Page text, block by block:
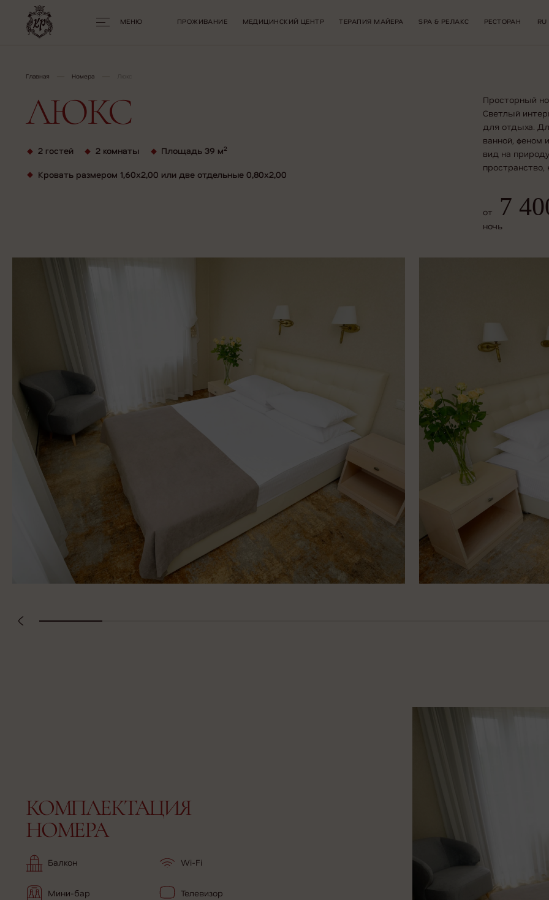
МЕНЮ ПРОЖИВАНИЕ МЕДИЦИНСКИЙ ЦЕНТР ТЕРАПИЯ МАЙЕРА SPA & РЕЛАКС РЕСТОРАН RU
Главная Номера Люкс
ЛЮКС
2 гостей 2 комнаты Площадь 39 м2
Кровать размером 1,60х2,00 или две отдельные 0,80х2,00
Просторный
Светлый
для отдыха.
ванной, феном
вид на
пространство,
от 7
ночь
КОМПЛЕКТАЦИЯ
НОМЕРА
Балкон
Мини-бар
Wi-Fi
Телевизор